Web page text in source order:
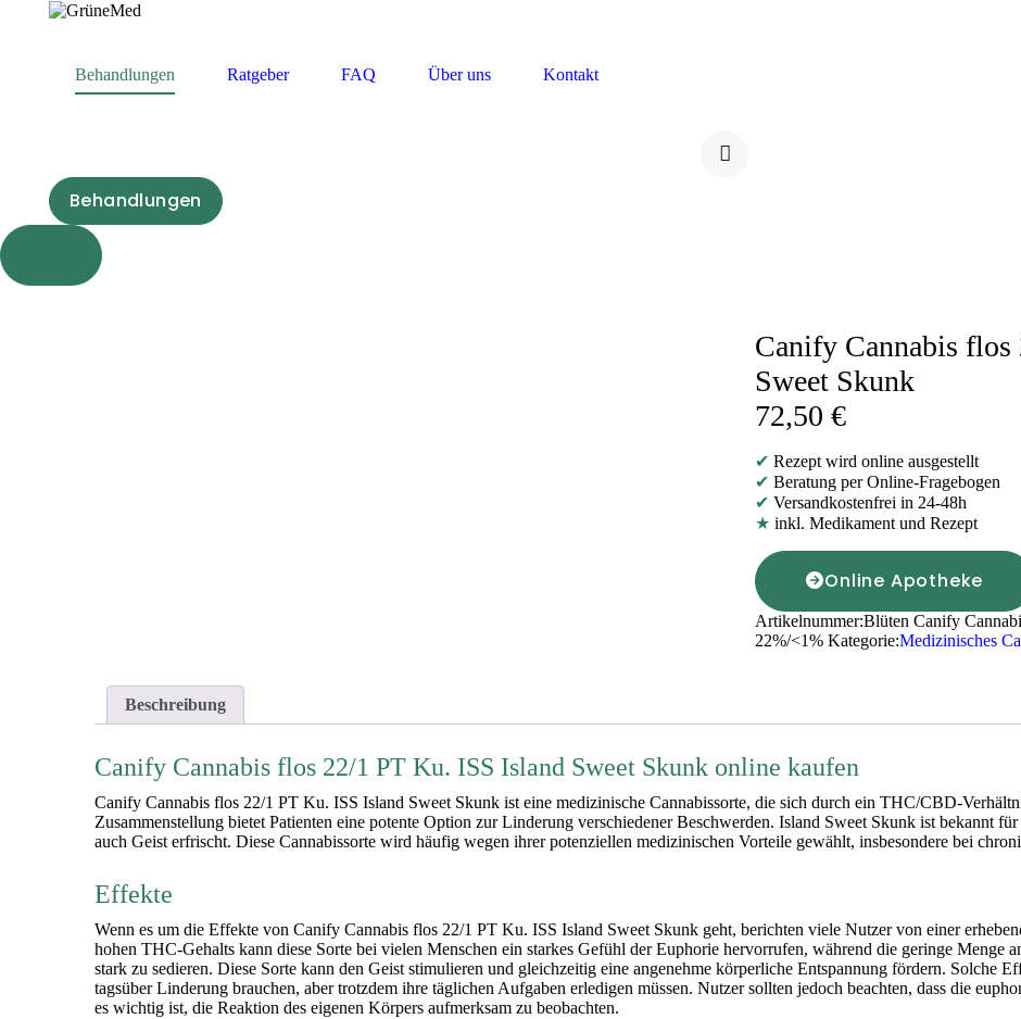
Behandlungen Ratgeber FAQ Über uns Kontakt
Behandlungen
Canify Cannabis
Sweet Skunk
72,50€
✔ Rezept wird online ausgestellt
✔ Beratung per Online-Fragebogen
✔ Versandkostenfrei in 24-48h
★ inkl. Medikament und Rezept
Online Apotheke
Artikelnummer:Blüten Canify
22%/<1% Kategorie:Medizinisches
Beschreibung
Canify Cannabis flos 22/1 PT Ku. ISS Island Sweet Skunk online kaufen
Canify Cannabis flos 22/1 PT Ku. ISS Island Sweet Skunk ist eine medizinische Cannabissorte, die sich durch ein THC/CBD-
Zusammenstellung bietet Patienten eine potente Option zur Linderung verschiedener Beschwerden. Island Sweet Skunk ist bekannt
auch Geist erfrischt. Diese Cannabissorte wird häufig wegen ihrer potenziellen medizinischen Vorteile gewählt, insbesondere bei
Effekte
Wenn es um die Effekte von Canify Cannabis flos 22/1 PT Ku. ISS Island Sweet Skunk geht, berichten viele Nutzer von einer
hohen THC-Gehalts kann diese Sorte bei vielen Menschen ein starkes Gefühl der Euphorie hervorrufen, während die geringe Menge
stark zu sedieren. Diese Sorte kann den Geist stimulieren und gleichzeitig eine angenehme körperliche Entspannung fördern. Solche
tagsüber Linderung brauchen, aber trotzdem ihre täglichen Aufgaben erledigen müssen. Nutzer sollten jedoch beachten, dass die
es wichtig ist, die Reaktion des eigenen Körpers aufmerksam zu beobachten.